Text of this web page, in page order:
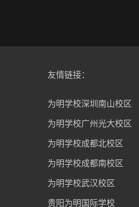
友情链接：
为明学校深圳南山校区
为明学校广州光大校区
为明学校成都北校区
为明学校成都南校区
为明学校武汉校区
贵阳为明国际学校